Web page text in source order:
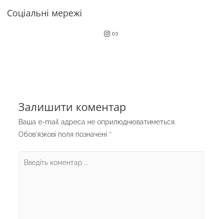
Соціальні мережі
Instagram Link
Залишити коментар
Ваша e-mail адреса не оприлюднюватиметься.
Обов’язкові поля позначені *